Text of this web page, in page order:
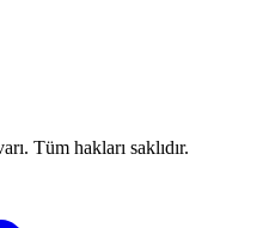
Tüm hakları saklıdır.